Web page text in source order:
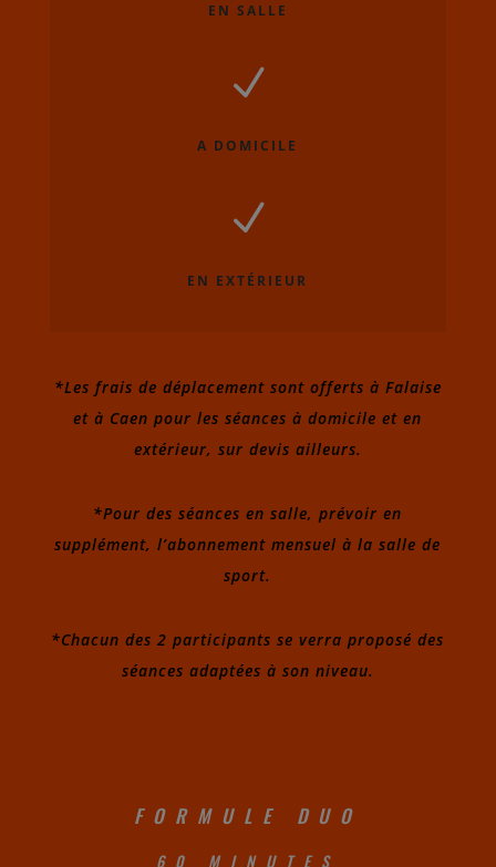
EN SALLE
N
A DOMICILE
N
EN EXTÉRIEUR
*Les frais de déplacement sont offerts à Falaise
et à Caen pour les séances à domicile et en
extérieur, sur devis ailleurs.
*Pour des séances en salle, prévoir en
supplément, l’abonnement mensuel à la salle de
sport.
*Chacun des 2 participants se verra proposé des
séances adaptées à son niveau.
FORMULE DUO
60 MINUTES